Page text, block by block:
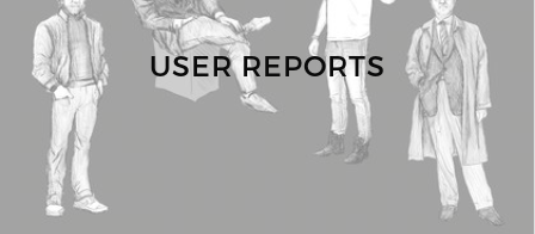
USER REPORTS